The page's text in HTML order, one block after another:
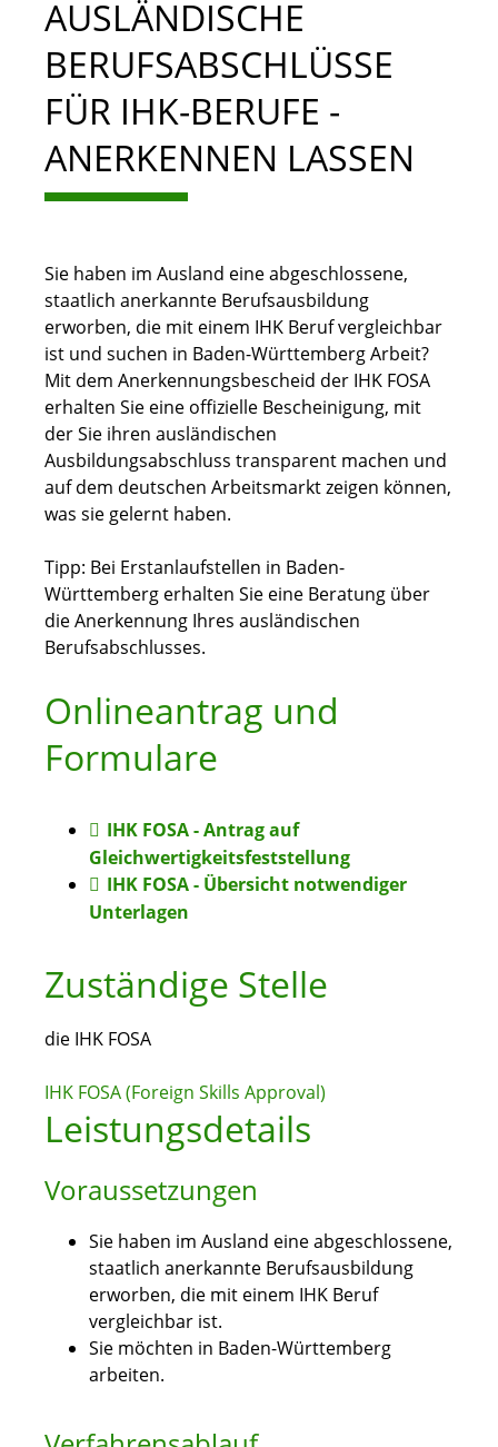
AUSLÄNDISCHE
BERUFSABSCHLÜSSE
FÜR IHK-BERUFE -
ANERKENNEN LASSEN
Sie haben im Ausland eine abgeschlossene,
staatlich anerkannte Berufsausbildung
erworben, die mit einem IHK Beruf vergleichbar
ist und suchen in Baden-Württemberg Arbeit?
Mit dem Anerkennungsbescheid der IHK FOSA
erhalten Sie eine offizielle Bescheinigung, mit
der Sie ihren ausländischen
Ausbildungsabschluss transparent machen und
auf dem deutschen Arbeitsmarkt zeigen können,
was sie gelernt haben.
Tipp: Bei Erstanlaufstellen in Baden-
Württemberg erhalten Sie eine Beratung über
die Anerkennung Ihres ausländischen
Berufsabschlusses.
Onlineantrag und
Formulare
IHK FOSA - Antrag auf
Gleichwertigkeitsfeststellung
IHK FOSA - Übersicht notwendiger
Unterlagen
Zuständige Stelle
die IHK FOSA
IHK FOSA (Foreign Skills Approval)
Leistungsdetails
Voraussetzungen
Sie haben im Ausland eine abgeschlossene,
staatlich anerkannte Berufsausbildung
erworben, die mit einem IHK Beruf
vergleichbar ist.
Sie möchten in Baden-Württemberg
arbeiten.